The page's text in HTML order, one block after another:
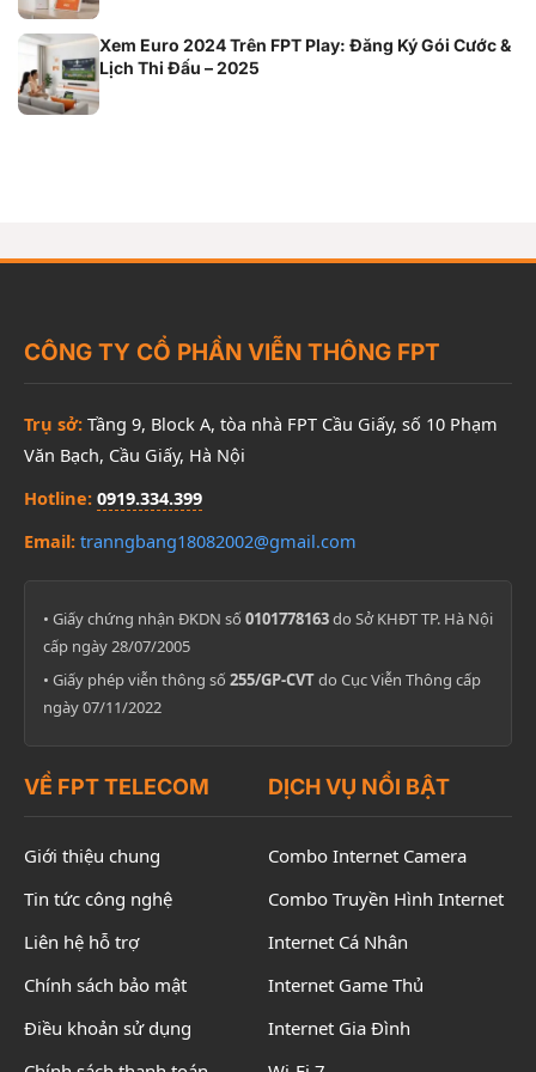
Xem Euro 2024 Trên FPT Play: Đăng Ký Gói Cước &
Lịch Thi Đấu – 2025
CÔNG TY CỔ PHẦN VIỄN THÔNG FPT
Trụ sở: Tầng 9, Block A, tòa nhà FPT Cầu Giấy, số 10 Phạm
Văn Bạch, Cầu Giấy, Hà Nội
Hotline: 0919.334.399
Email: tranngbang18082002@gmail.com
• Giấy chứng nhận ĐKDN số 0101778163do Sở KHĐT TP. Hà Nội
cấp ngày 28/07/2005
• Giấy phép viễn thông số 255/GP-CVTdo Cục Viễn Thông cấp
ngày 07/11/2022
VỀ FPT TELECOM
Giới thiệu chung
Tin tức công nghệ
Liên hệ hỗ trợ
Chính sách bảo mật
Điều khoản sử dụng
DỊCH VỤ NỔI BẬT
Combo Internet Camera
Combo Truyền Hình Internet
Internet Cá Nhân
Internet Game Thủ
Internet Gia Đình